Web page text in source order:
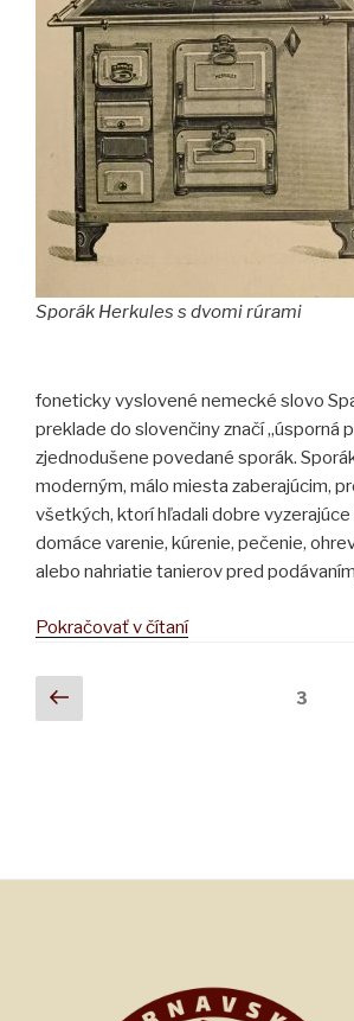
Sporák Herkules s dvomi rúrami
foneticky vyslovené nemecké slovo
preklade do slovenčiny značí „úsporná
zjednodušene povedané sporák.
moderným, málo miesta zaberajúcim,
všetkých, ktorí hľadali dobre vyzerajúce
domáce varenie, kúrenie, pečenie,
alebo nahriatie tanierov pred
Pokračovať v čítaní„PLECHOVÉ
Stránkovanie
príspevkov
Predchádzajúca
stránka
Stránka3